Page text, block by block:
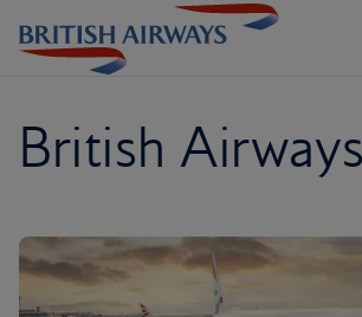
British